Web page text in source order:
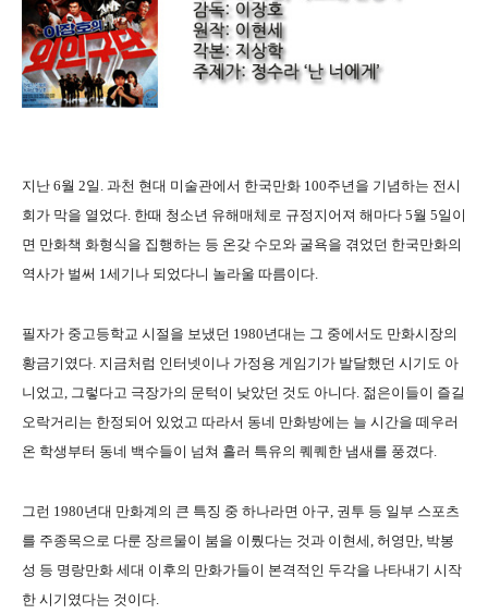
지난 6월 2일. 과천 현대 미술관에서 한국만화 100주년을 기념하는 전시
회가 막을 열었다. 한때 청소년 유해매체로 규정지어져 해마다 5월 5일이
면 만화책 화형식을 집행하는 등 온갖 수모와 굴욕을 겪었던 한국만화의
역사가 벌써 1세기나 되었다니 놀라울 따름이다.
필자가 중고등학교 시절을 보냈던 1980년대는 그 중에서도 만화시장의
황금기였다. 지금처럼 인터넷이나 가정용 게임기가 발달했던 시기도 아
니었고, 그렇다고 극장가의 문턱이 낮았던 것도 아니다. 젊은이들이 즐길
오락거리는 한정되어 있었고 따라서 동네 만화방에는 늘 시간을 떼우러
온 학생부터 동네 백수들이 넘쳐 흘러 특유의 퀘퀘한 냄새를 풍겼다.
그런 1980년대 만화계의 큰 특징 중 하나라면 아구, 권투 등 일부 스포츠
를 주종목으로 다룬 장르물이 붐을 이뤘다는 것과 이현세, 허영만, 박봉
성 등 명랑만화 세대 이후의 만화가들이 본격적인 두각을 나타내기 시작
한 시기였다는 것이다.